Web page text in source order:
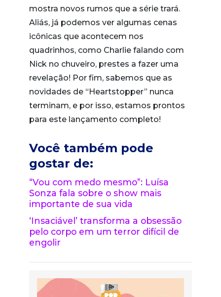
mostra novos rumos que a série trará.
Aliás, já podemos ver algumas cenas
icônicas que acontecem nos
quadrinhos, como Charlie falando com
Nick no chuveiro, prestes a fazer uma
revelação! Por fim, sabemos que as
novidades de “Heartstopper” nunca
terminam, e por isso, estamos prontos
para este lançamento completo!
Você também pode
gostar de:
“Vou com medo mesmo”: Luísa
Sonza fala sobre o show mais
importante de sua vida
‘Insaciável’ transforma a obsessão
pelo corpo em um terror difícil de
engolir